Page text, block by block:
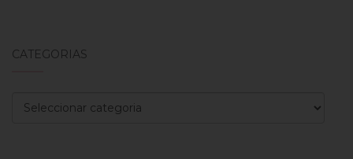
CATEGORIAS
Categorias